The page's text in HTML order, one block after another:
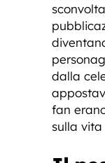
dalla
fan
sulla vita